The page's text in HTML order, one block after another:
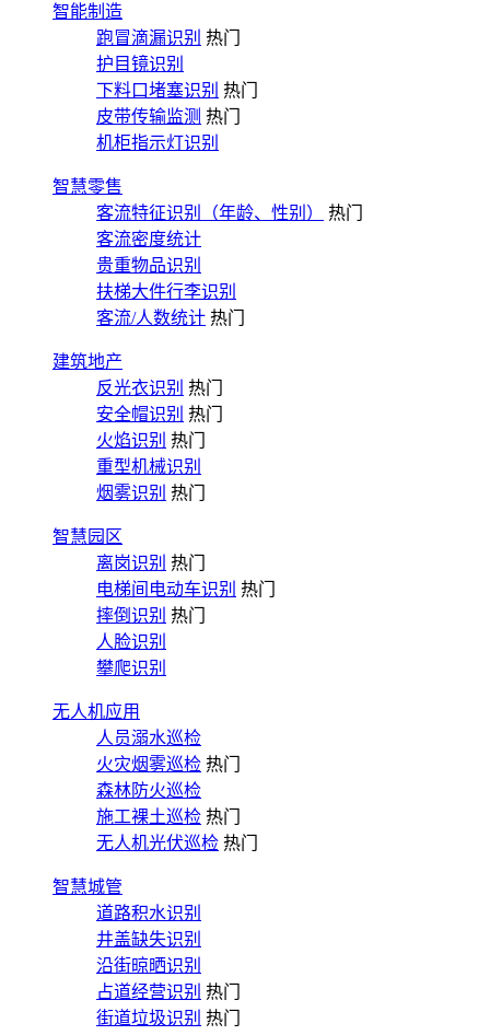
智能制造
跑冒滴漏识别 热门
护目镜识别
下料口堵塞识别 热门
皮带传输监测 热门
机柜指示灯识别
智慧零售
客流特征识别（年龄、性别）
热门
客流密度统计
贵重物品识别
扶梯大件行李识别
客流/人数统计 热门
建筑地产
反光衣识别 热门
安全帽识别 热门
火焰识别 热门
重型机械识别
烟雾识别 热门
智慧园区
离岗识别 热门
电梯间电动车识别 热门
摔倒识别 热门
人脸识别
攀爬识别
无人机应用
人员溺水巡检
火灾烟雾巡检 热门
森林防火巡检
施工裸土巡检 热门
无人机光伏巡检 热门
智慧城管
道路积水识别
井盖缺失识别
沿街晾晒识别
占道经营识别 热门
街道垃圾识别 热门